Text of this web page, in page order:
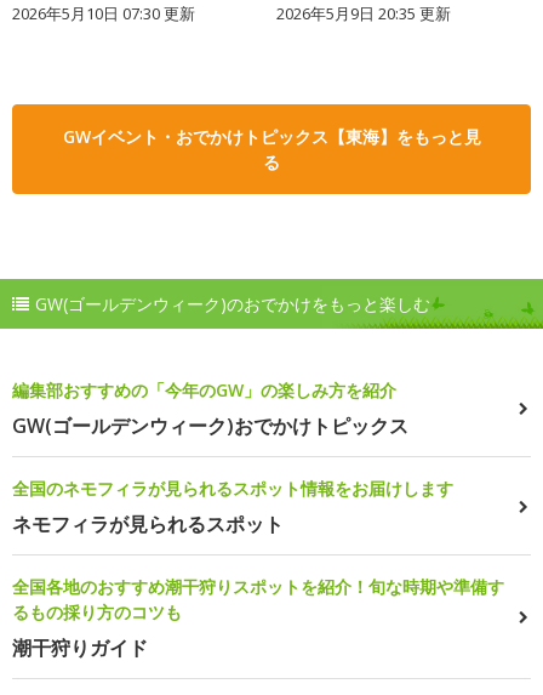
2026年5月10日 07:30 更新 2026年5月9日 20:35 更新
GWイベント・おでかけトピックス【東海】をもっと見
る
GW(ゴールデンウィーク)のおでかけをもっと楽しむ
編集部おすすめの「今年のGW」の楽しみ方を紹介
GW(ゴールデンウィーク)おでかけトピックス
全国のネモフィラが見られるスポット情報をお届けします
ネモフィラが見られるスポット
全国各地のおすすめ潮干狩りスポットを紹介！旬な時期や準備す
るもの採り方のコツも
潮干狩りガイド